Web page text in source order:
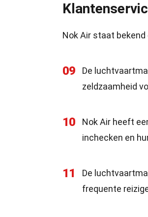
Nok Air staat
09
De
zeldzaamheid
10
Nok Air heeft
inchecken en
11
De
frequente